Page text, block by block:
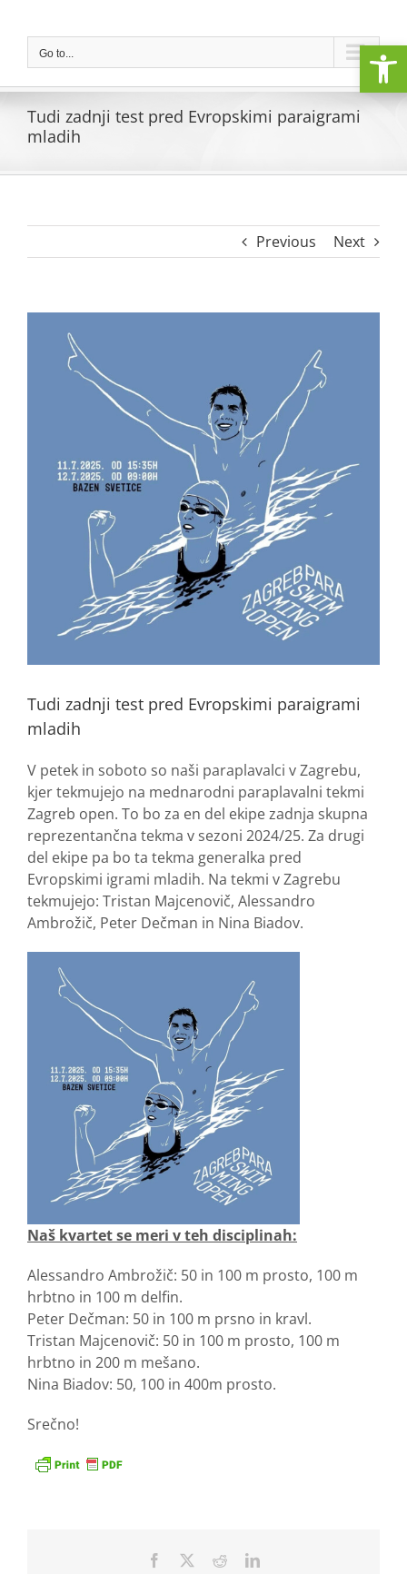
contentGo to...
Tudi zadnji test pred Evropskimi paraigrami
mladih
Previous Next
Larger
Image
Tudi zadnji test pred Evropskimi paraigrami
mladih
V petek in soboto so naši paraplavalci v Zagrebu,
kjer tekmujejo na mednarodni paraplavalni tekmi
Zagreb open. To bo za en del ekipe zadnja skupna
reprezentančna tekma v sezoni 2024/25. Za drugi
del ekipe pa bo ta tekma generalka pred
Evropskimi igrami mladih. Na tekmi v Zagrebu
tekmujejo: Tristan Majcenovič, Alessandro
Ambrožič, Peter Dečman in Nina Biadov.
Naš kvartet se meri v teh disciplinah:
Alessandro Ambrožič: 50 in 100 m prosto, 100 m
hrbtno in 100 m delfin.
Peter Dečman: 50 in 100 m prsno in kravl.
Tristan Majcenovič: 50 in 100 m prosto, 100 m
hrbtno in 200 m mešano.
Nina Biadov: 50, 100 in 400m prosto.
Srečno!
Facebook RedditLinkedIn